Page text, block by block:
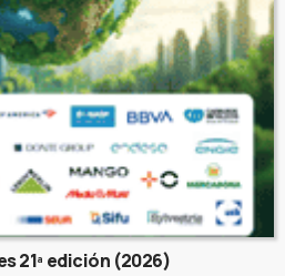
21ª edición (2026)